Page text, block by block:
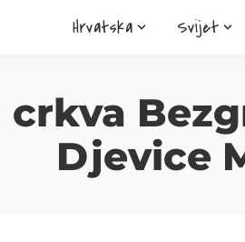
Hrvatska Svijet
crkva
Djevice